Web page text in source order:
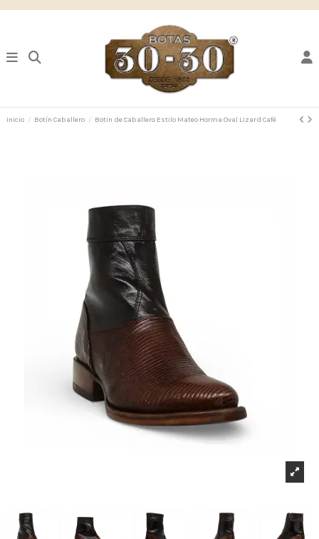
Inicio Botín Caballero Botin de Caballero Estilo Mateo Horma Oval Lizard Café